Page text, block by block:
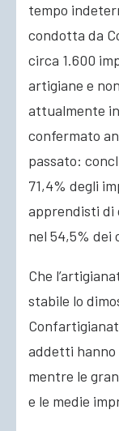
tempo
condotta da
circa 1.600
artigiane e
attualmente
confermato
passato:
71,4% degli
apprendisti di
nel 54,5% dei
Che
stabile lo
addetti hanno
mentre le
e le medie